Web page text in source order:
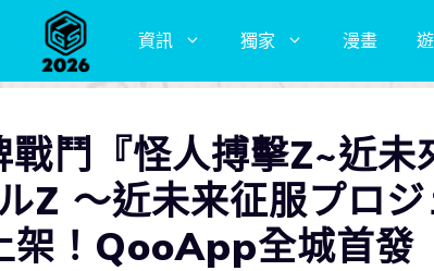
資訊 獨家 漫畫
戰鬥『怪人搏擊Z~近未
Z ～近未来征服プロ
！QooApp全城首發